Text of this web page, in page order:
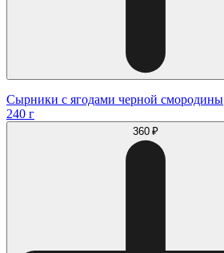
Сырники с ягодами черной смородины
240 г
360 ₽